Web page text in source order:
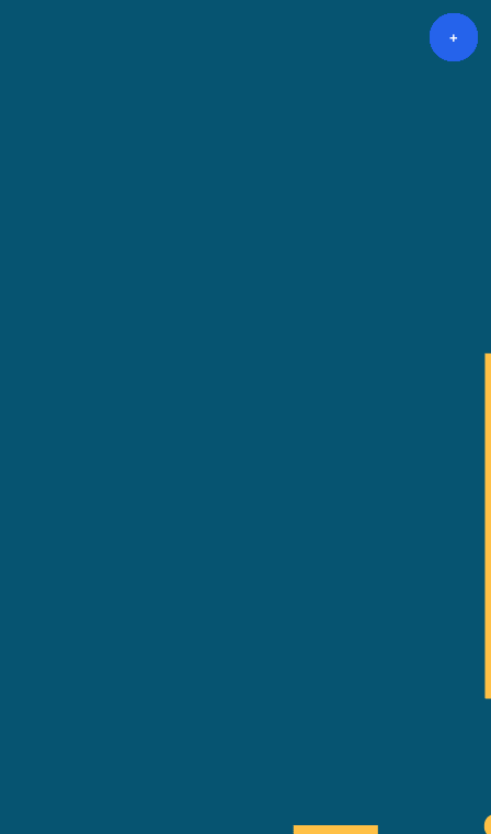
+
+
+
+
+
+
+
+
+
+
+
+
+
+
+
+
+
+
+
+
+
+
+
+